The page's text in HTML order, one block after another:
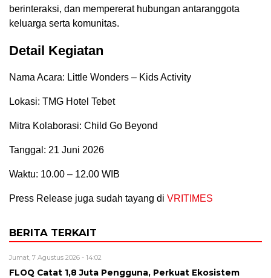
berinteraksi, dan mempererat hubungan antaranggota
keluarga serta komunitas.
Detail Kegiatan
Nama Acara: Little Wonders – Kids Activity
Lokasi: TMG Hotel Tebet
Mitra Kolaborasi: Child Go Beyond
Tanggal: 21 Juni 2026
Waktu: 10.00 – 12.00 WIB
Press Release juga sudah tayang di VRITIMES
BERITA TERKAIT
Jumat, 7 Agustus 2026 - 14:02
FLOQ Catat 1,8 Juta Pengguna, Perkuat Ekosistem